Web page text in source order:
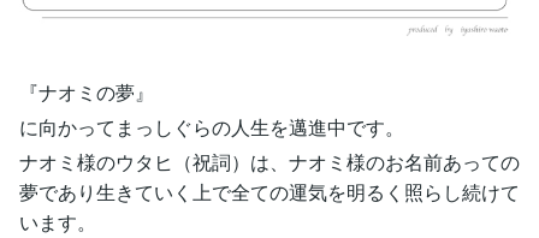
『ナオミの夢』
に向かってまっしぐらの人生を邁進中です。
ナオミ様のウタヒ（祝詞）は、ナオミ様のお名前あっての
夢であり生きていく上で全ての運気を明るく照らし続けて
います。